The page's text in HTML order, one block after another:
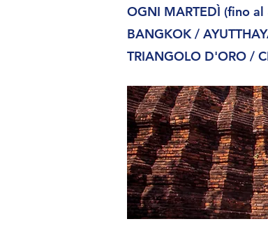
OGNI MARTEDÌ (fino
BANGKOK /
TRIANGOLO D'ORO /